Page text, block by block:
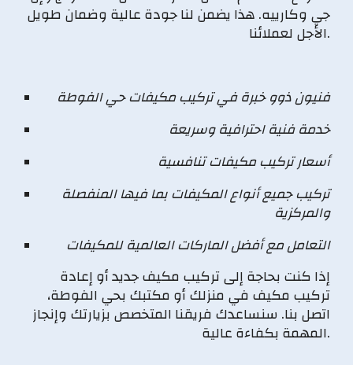
جي وكارييه. هذا يضمن لنا جودة عالية وضمان طويل
الأجل لعملائنا.
فنيون ذوو خبرة في تركيب مكيفات حي الفوطة
خدمة فنية احترافية وسريعة
أسعار تركيب مكيفات تنافسية
تركيب جميع أنواع المكيفات بما فيها المنفصلة
والمركزية
التعامل مع أفضل الماركات العالمية للمكيفات
إذا كنت بحاجة إلى تركيب مكيف جديد أو إعادة
تركيب مكيف في منزلك أو مكتبك بحي الفوطة،
اتصل بنا. سنساعدك فريقنا المتخصص بزيارتك وإنجاز
المهمة بكفاءة عالية.